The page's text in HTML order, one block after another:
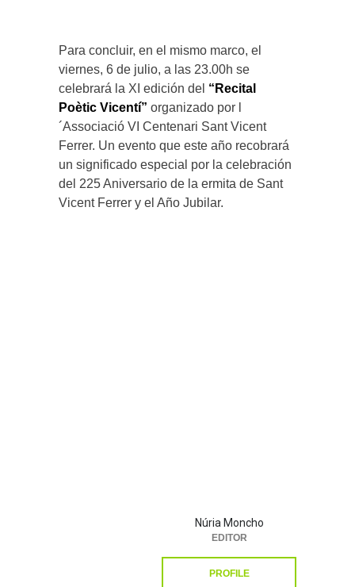
Para concluir, en el mismo marco, el
viernes, 6 de julio, a las 23.00h se
celebrará la XI edición del “Recital
Poètic Vicentí” organizado por l
´Associació VI Centenari Sant Vicent
Ferrer. Un evento que este año recobrará
un significado especial por la celebración
del 225 Aniversario de la ermita de Sant
Vicent Ferrer y el Año Jubilar.
Núria Moncho
EDITOR
PROFILE